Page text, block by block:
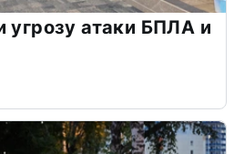
угрозу атаки БПЛА и